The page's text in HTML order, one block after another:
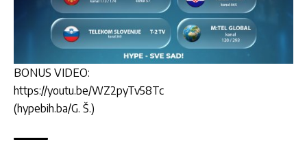
BONUS VIDEO:
https://youtu.be/WZ2pyTv58Tc
(hypebih.ba/G. Š.)